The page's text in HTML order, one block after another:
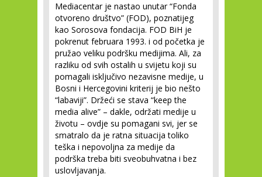
Mediacentar je nastao unutar “Fonda
otvoreno društvo” (FOD), poznatijeg
kao Sorosova fondacija. FOD BiH je
pokrenut februara 1993. i od početka je
pružao veliku podršku medijima. Ali, za
razliku od svih ostalih u svijetu koji su
pomagali isključivo nezavisne medije, u
Bosni i Hercegovini kriterij je bio nešto
“labaviji”. Držeći se stava “keep the
media alive” – dakle, održati medije u
životu – ovdje su pomagani svi, jer se
smatralo da je ratna situacija toliko
teška i nepovoljna za medije da
podrška treba biti sveobuhvatna i bez
uslovljavanja.